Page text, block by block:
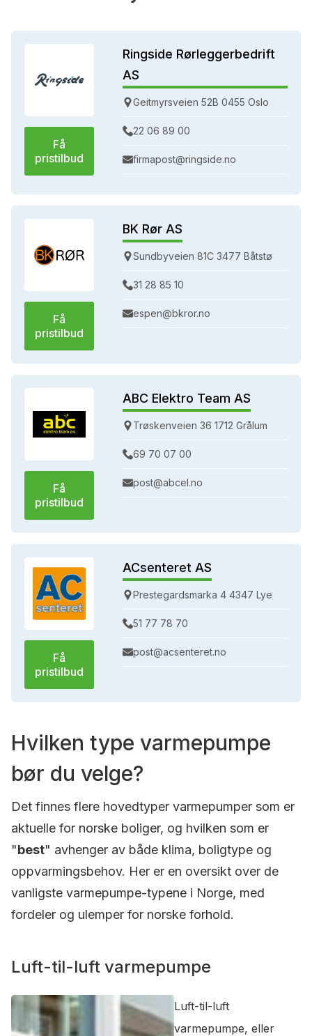
Få
pristilbud
Ringside Rørleggerbedrift
AS
Geitmyrsveien 52B 0455 Oslo
22 06 89 00
firmapost@ringside.no
Få
pristilbud
BK Rør AS
Sundbyveien 81C 3477 Båtstø
31 28 85 10
espen@bkror.no
Få
pristilbud
ABC Elektro Team AS
Trøskenveien 36 1712 Grålum
69 70 07 00
post@abcel.no
Få
pristilbud
ACsenteret AS
Prestegardsmarka 4 4347 Lye
51 77 78 70
post@acsenteret.no
Hvilken type varmepumpe
bør du velge?
Det finnes flere hovedtyper varmepumper som er
aktuelle for norske boliger, og hvilken som er
"best" avhenger av både klima, boligtype og
oppvarmingsbehov. Her er en oversikt over de
vanligste varmepumpe-typene i Norge, med
fordeler og ulemper for norske forhold.
Luft-til-luft varmepumpe
Luft-til-luft
varmepumpe, eller